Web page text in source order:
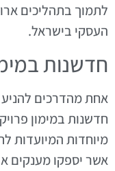
לתמוך בתהליכים
העסקי בישראל.
חדשנות
אחת מהדרכים
חדשנות במימון
מיוחדות המיועדות
אשר יספקו מענקים